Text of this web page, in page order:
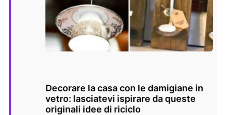
Decorare la casa con le damigiane in
vetro: lasciatevi ispirare da queste
originali idee di riciclo